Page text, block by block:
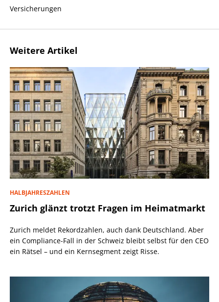
Versicherungen
Weitere Artikel
HALBJAHRESZAHLEN
Zurich glänzt trotzt Fragen im Heimatmarkt
Zurich meldet Rekordzahlen, auch dank Deutschland. Aber
ein Compliance-Fall in der Schweiz bleibt selbst für den CEO
ein Rätsel – und ein Kernsegment zeigt Risse.